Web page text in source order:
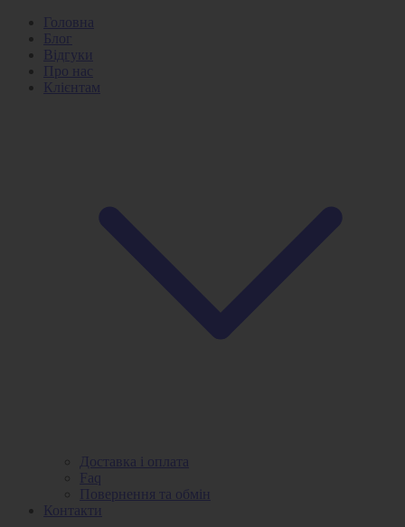
Головна
Блог
Відгуки
Про нас
Клієнтам
Доставка і оплата
Faq
Повернення та обмін
Контакти